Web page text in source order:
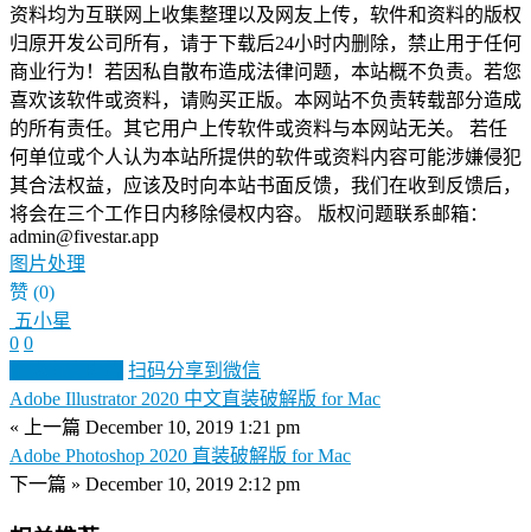
资料均为互联网上收集整理以及网友上传，软件和资料的版权
归原开发公司所有，请于下载后24小时内删除，禁止用于任何
商业行为！若因私自散布造成法律问题，本站概不负责。若您
喜欢该软件或资料，请购买正版。本网站不负责转载部分造成
的所有责任。其它用户上传软件或资料与本网站无关。 若任
何单位或个人认为本站所提供的软件或资料内容可能涉嫌侵犯
其合法权益，应该及时向本站书面反馈，我们在收到反馈后，
将会在三个工作日内移除侵权内容。 版权问题联系邮箱：
admin@fivestar.app
图片处理
赞 (0)
五小星
0 0
扫码分享到微信
Adobe Illustrator 2020 中文直装破解版 for Mac
« 上一篇 December 10, 2019 1:21 pm
Adobe Photoshop 2020 直装破解版 for Mac
下一篇 » December 10, 2019 2:12 pm